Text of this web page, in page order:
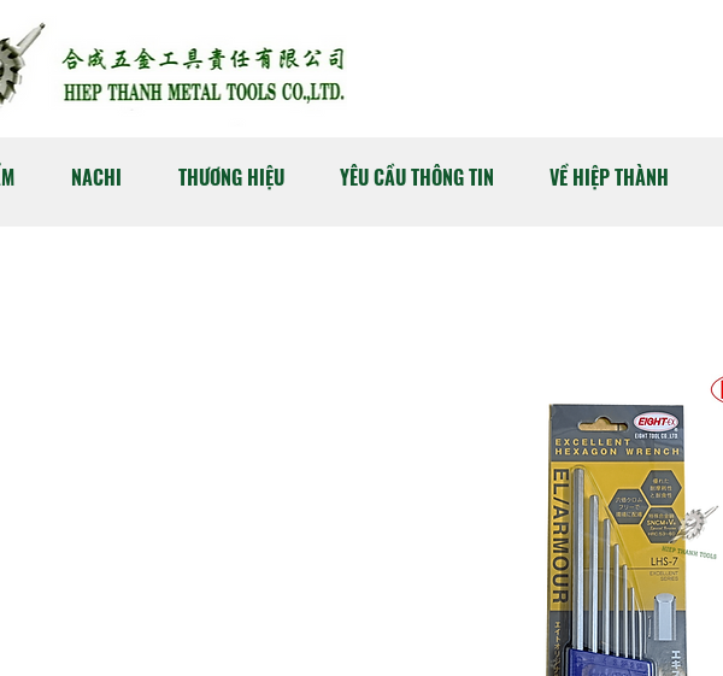
NACHI THƯƠNG HIỆU YÊU CẦU THÔNG TIN VỀ HIỆP THÀNH